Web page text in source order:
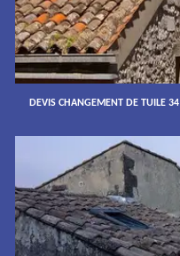
DEVIS CHANGEMENT DE TUILE 34